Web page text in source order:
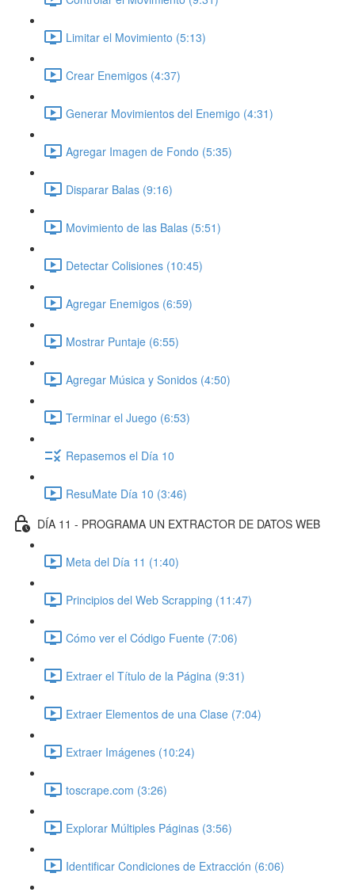
Limitar el Movimiento (5:13)
Crear Enemigos (4:37)
Generar Movimientos del Enemigo (4:31)
Agregar Imagen de Fondo (5:35)
Disparar Balas (9:16)
Movimiento de las Balas (5:51)
Detectar Colisiones (10:45)
Agregar Enemigos (6:59)
Mostrar Puntaje (6:55)
Agregar Música y Sonidos (4:50)
Terminar el Juego (6:53)
Repasemos el Día 10
ResuMate Día 10 (3:46)
DÍA 11 - PROGRAMA UN EXTRACTOR DE DATOS WEB
Meta del Día 11 (1:40)
Principios del Web Scrapping (11:47)
Cómo ver el Código Fuente (7:06)
Extraer el Título de la Página (9:31)
Extraer Elementos de una Clase (7:04)
Extraer Imágenes (10:24)
toscrape.com (3:26)
Explorar Múltiples Páginas (3:56)
Identificar Condiciones de Extracción (6:06)